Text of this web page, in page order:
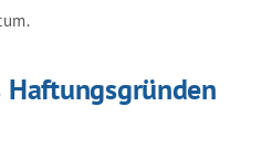
Haftungsgründen